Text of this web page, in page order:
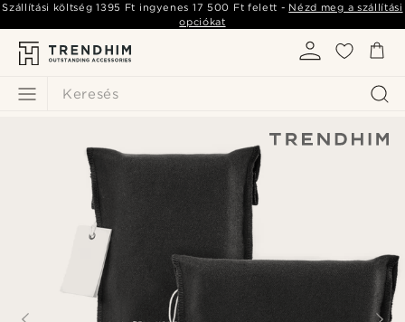
Keresés
Szállítási költség1395 Ft ingyenes 17 500 Ft felett - Nézd meg a szállítási
opciókat